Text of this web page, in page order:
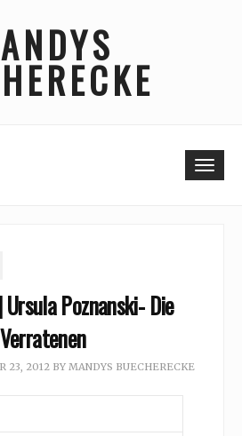
Poznanski- Die
Verratenen
23, 2012 BY MANDYS BUECHERECKE